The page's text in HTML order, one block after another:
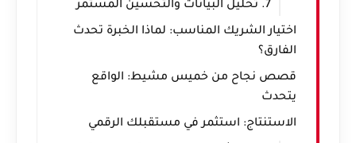
7. تحليل البيانات والتحسين المستمر
اختيار الشريك المناسب: لماذا الخبرة تحدث
الفارق؟
قصص نجاح من خميس مشيط: الواقع
يتحدث
الاستنتاج: استثمر في مستقبلك الرقمي